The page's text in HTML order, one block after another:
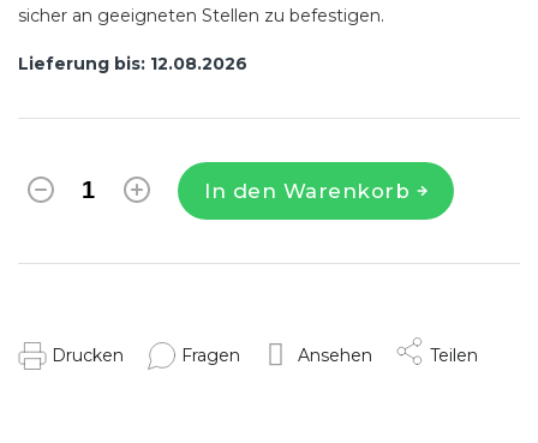
Lieferung bis: 12.08.2026
In den Warenkorb
sicher an geeigneten Stellen zu befestigen.
Drucken Fragen Ansehen Teilen